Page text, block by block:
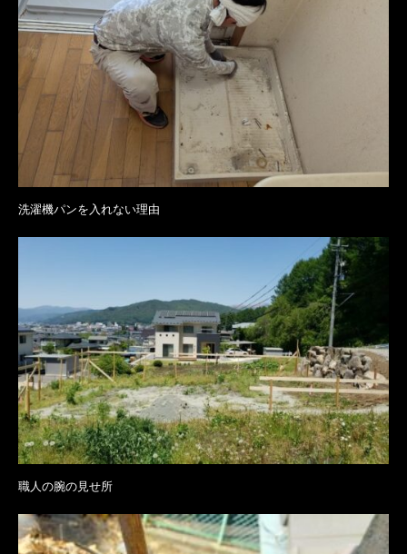
洗濯機パンを入れない理由
職人の腕の見せ所